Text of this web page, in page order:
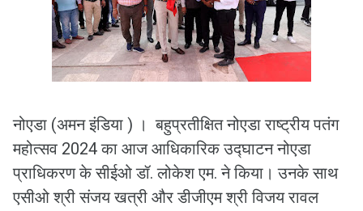
नोएडा (अमन इंडिया ) । बहुप्रतीक्षित नोएडा राष्ट्रीय पतंग
महोत्सव 2024 का आज आधिकारिक उद्घाटन नोएडा
प्राधिकरण के सीईओ डॉ. लोकेश एम. ने किया। उनके साथ
एसीओ श्री संजय खत्री और डीजीएम श्री विजय रावल